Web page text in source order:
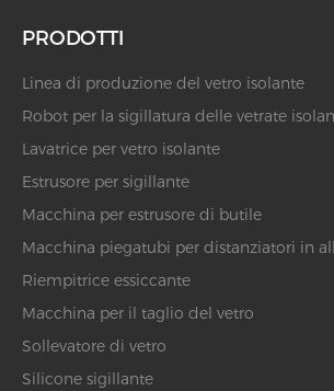
PRODOTTI
Linea di produzione del vetro isolante
Robot per la sigillatura delle vetrate
Lavatrice per vetro isolante
Estrusore per sigillante
Macchina per estrusore di butile
Macchina piegatubi per distanziatori in
Riempitrice essiccante
Macchina per il taglio del vetro
Sollevatore di vetro
Silicone sigillante